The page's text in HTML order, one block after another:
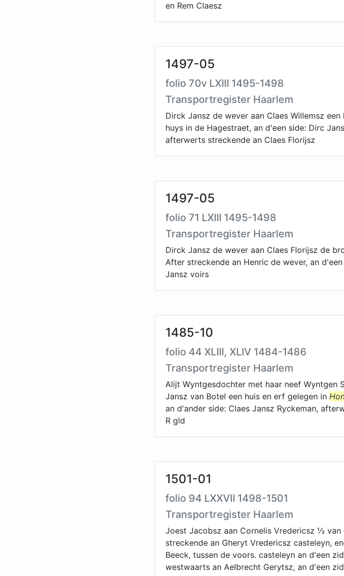
en Rem Claesz
1497-05
folio 70v LXIII 1495-1498
Transportregister Haarlem
Dirck Jansz de wever aan Claes Willemsz
huys in de Hagestraet, an d'een side: Dirc
afterwerts streckende an Claes Florijsz
1497-05
folio 71 LXIII 1495-1498
Transportregister Haarlem
Dirck Jansz de wever aan Claes Florijsz de
After streckende an Henric de wever, an
Jansz voirs
1485-10
folio 44 XLIII, XLIV 1484-1486
Transportregister Haarlem
Alijt Wyntgesdochter met haar neef Wyntgen
Jansz van Botel een huis en erf gelegen in
an d'ander side: Claes Jansz Ryckeman,
R gld
1501-01
folio 94 LXXVII 1498-1501
Transportregister Haarlem
Joest Jacobsz aan Cornelis Vredericsz ½ van
streckende an Gheryt Vredericsz casteleyn,
Beeck, tussen de voors. casteleyn an d'een
westwaarts an Aelbrecht Gerytsz, an d'een